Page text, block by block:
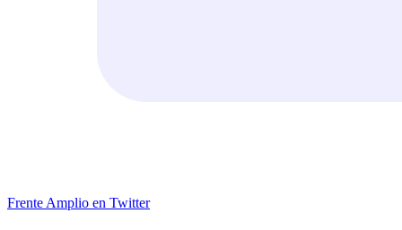
Frente Amplio en Twitter